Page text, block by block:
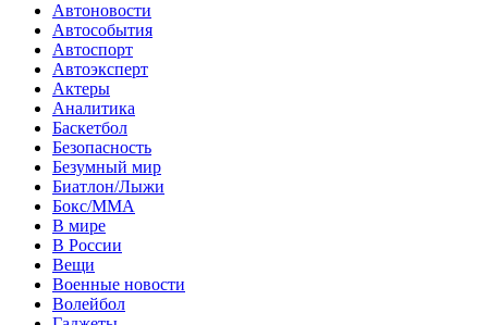
Автоновости
Автособытия
Автоспорт
Автоэксперт
Актеры
Аналитика
Баскетбол
Безопасность
Безумный мир
Биатлон/Лыжи
Бокс/MMA
В мире
В России
Вещи
Военные новости
Волейбол